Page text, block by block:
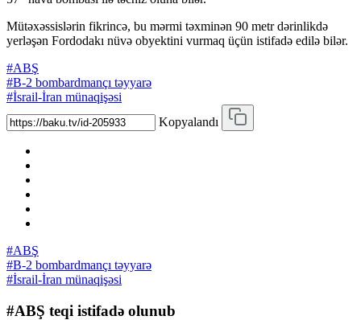
Mütəxəssislərin fikrincə, bu mərmi təxminən 90 metr dərinlikdə
yerləşən Fordodakı nüvə obyektini vurmaq üçün istifadə edilə bilər.
#ABŞ
#B-2 bombardmançı təyyarə
#İsrail-İran münaqişəsi
Kopyalandı
#ABŞ
#B-2 bombardmançı təyyarə
#İsrail-İran münaqişəsi
#ABŞ teqi istifadə olunub